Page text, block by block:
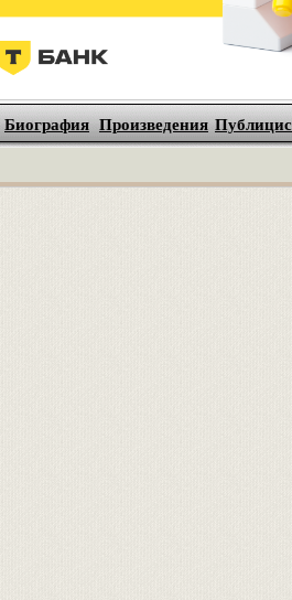
Биография Произведения